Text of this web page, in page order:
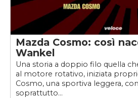
Mazda Cosmo: così
Wankel
Una storia a doppio filo quella
al motore rotativo, iniziata
Cosmo, una sportiva leggera,
soprattutto...